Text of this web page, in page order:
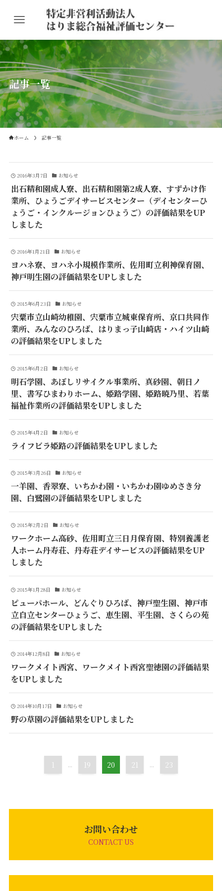
記事一覧
ホーム 記事一覧
2016年3月7日 お知らせ
出石精和園成人寮、出石精和園第2成人寮、すずかけ作
業所、ひょうごデイサービスセンター（デイセンターひ
ょうご・インクルージョンひょうご）の評価結果をUP
しました
2016年1月21日 お知らせ
ヨハネ寮、ヨハネ小規模作業所、佐用町立利神保育園、
神戸明生園の評価結果をUPしました
2015年6月23日 お知らせ
宍粟市立山崎幼稚園、宍粟市立城東保育所、京口共同作
業所、みんなのひろば、はりまっ子山崎店・ハイツ山崎
の評価結果をUPしました
2015年6月2日 お知らせ
明石学園、あぼしリサイクル事業所、真砂園、朝日ノ
里、書写ひまわりホーム、姫路学園、姫路暁乃里、若葉
福祉作業所の評価結果をUPしました
2015年4月2日 お知らせ
ライフビラ姫路の評価結果をUPしました
2015年3月26日 お知らせ
一羊園、香翠寮、いちかわ園・いちかわ園ゆめさき分
園、白鷺園の評価結果をUPしました
2015年2月2日 お知らせ
ワークホーム高砂、佐用町立三日月保育園、特別養護老
人ホーム丹寿荘、丹寿荘デイサービスの評価結果をUP
しました
2015年1月28日 お知らせ
ピューパホール、どんぐりひろば、神戸聖生園、神戸市
立自立センターひょうご、恵生園、平生園、さくらの苑
の評価結果をUPしました
2014年12月8日 お知らせ
ワークメイト西宮、ワークメイト西宮聖徳園の評価結果
をUPしました
2014年10月17日 お知らせ
野の草園の評価結果をUPしました
1 ... 19 20 21 ... 23
お問い合わせ
CONTACT US